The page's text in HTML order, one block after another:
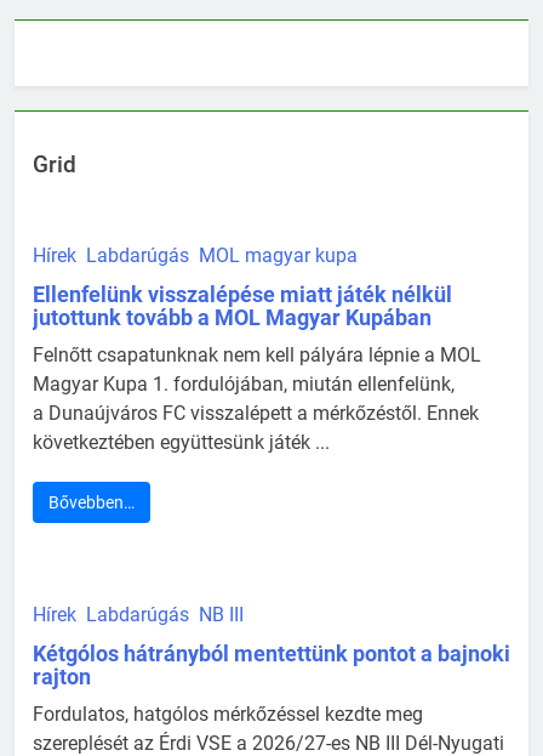
Grid
Hírek Labdarúgás MOL magyar kupa
Ellenfelünk visszalépése miatt játék nélkül
jutottunk tovább a MOL Magyar Kupában
Felnőtt csapatunknak nem kell pályára lépnie a MOL
Magyar Kupa 1. fordulójában, miután ellenfelünk,
a Dunaújváros FC visszalépett a mérkőzéstől. Ennek
következtében együttesünk játék ...
Bővebben…
Hírek Labdarúgás NB III
Kétgólos hátrányból mentettünk pontot a bajnoki
rajton
Fordulatos, hatgólos mérkőzéssel kezdte meg
szereplését az Érdi VSE a 2026/27-es NB III Dél-Nyugati